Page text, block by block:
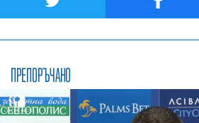
ПРЕПОРЪЧАНО